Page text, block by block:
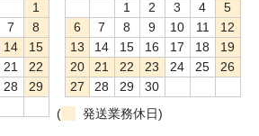
1
7
8
14
15
21
22
28
29
1
2 3 4
5
6
7 8 9 10 11
12
13
14 15 16 17 18
19
20
21 22 23 24 25
26
27
28 29
30
(
発送業務休日)